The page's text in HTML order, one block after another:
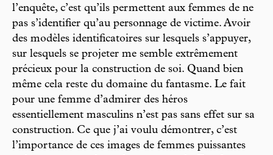
l’enquête, c’est qu’ils permettent aux femmes de ne
pas s’identifier qu’au personnage de victime. Avoir
des modèles identificatoires sur lesquels s’appuyer,
sur lesquels se projeter me semble extrêmement
précieux pour la construction de soi. Quand bien
même cela reste du domaine du fantasme. Le fait
pour une femme d’admirer des héros
essentiellement masculins n’est pas sans effet sur sa
construction. Ce que j’ai voulu démontrer, c’est
l’importance de ces images de femmes puissantes